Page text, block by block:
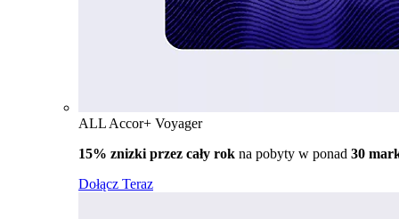
ALL Accor+ Voyager
15% znizki przez cały rok na pobyty w ponad 30
Dołącz Teraz